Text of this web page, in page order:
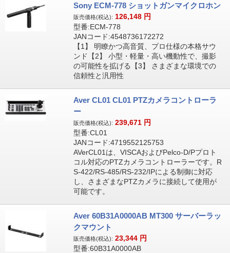
Sony ECM-778 ショットガンマイクロホン
販売価格(税込): 126,148 円
型番:ECM-778
JANコード:4548736172272
【1】 明瞭かつ高音質、プロ仕様の本格サウ
ンド【2】 小型・軽量・高い機動性で、撮影
の可能性を拡げる【3】 さまざまな環境での
信頼性と汎用性
Aver CL01 CL01 PTZカメラコントローラ
ー
販売価格(税込): 239,671 円
型番:CL01
JANコード:4719552125753
AVerCL01は、VISCAおよびPelco-D/Pプロト
コル対応のPTZカメラコントローラーです。R
S-422/RS-485/RS-232/IPによる制御に対応
し、さまざまなPTZカメラに接続して使用が
可能です。
Aver 60B31A0000AB MT300 サーバーラッ
クマウント
販売価格(税込): 23,344 円
型番:60B31A0000AB